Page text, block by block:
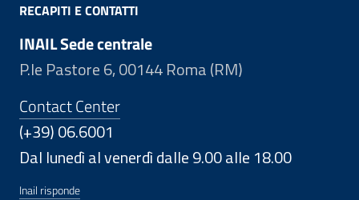
RECAPITI E CONTATTI
INAIL Sede centrale
P.le Pastore 6, 00144 Roma (RM)
Contact Center
(+39) 06.6001
Dal lunedì al venerdì dalle 9.00 alle 18.00
Inail risponde